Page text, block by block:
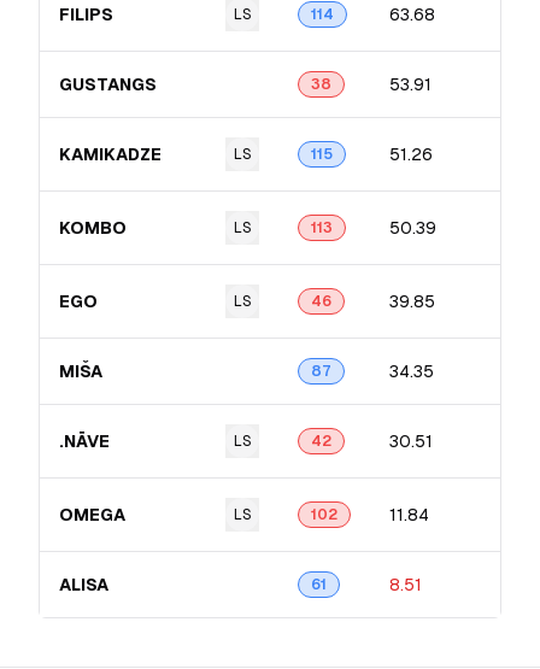
FILIPS LS 114 63.68
GUSTANGS 38 53.91
KAMIKADZE LS 115 51.26
KOMBO LS 113 50.39
EGO LS 46 39.85
MIŠA 87 34.35
.NĀVE LS 42 30.51
OMEGA LS 102 11.84
ALISA 61 8.51